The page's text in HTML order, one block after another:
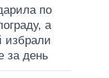
по
а
за день